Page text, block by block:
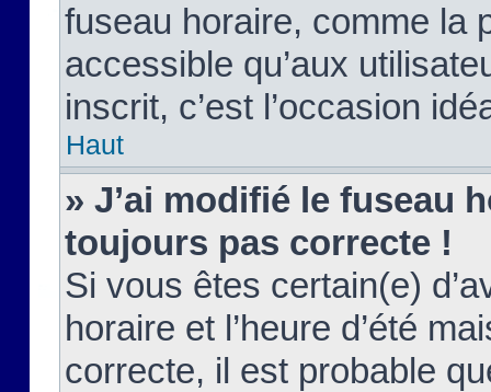
fuseau horaire, comme la
accessible qu’aux
inscrit, c’est l’occasion
Haut
» J’ai modifié le fuseau
toujours pas correcte !
Si vous êtes certain(e)
horaire et l’heure d’été
correcte, il est probable